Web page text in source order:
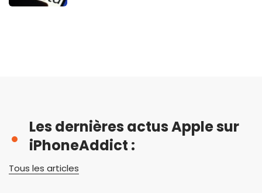
Les dernières actus Apple sur
iPhoneAddict :
Tous les articles